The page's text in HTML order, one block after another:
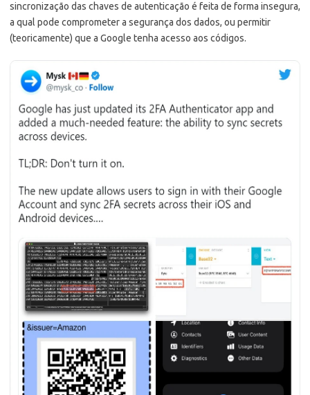
sincronização das chaves de autenticação é feita de forma insegura,
a qual pode comprometer a segurança dos dados, ou permitir
(teoricamente) que a Google tenha acesso aos códigos.